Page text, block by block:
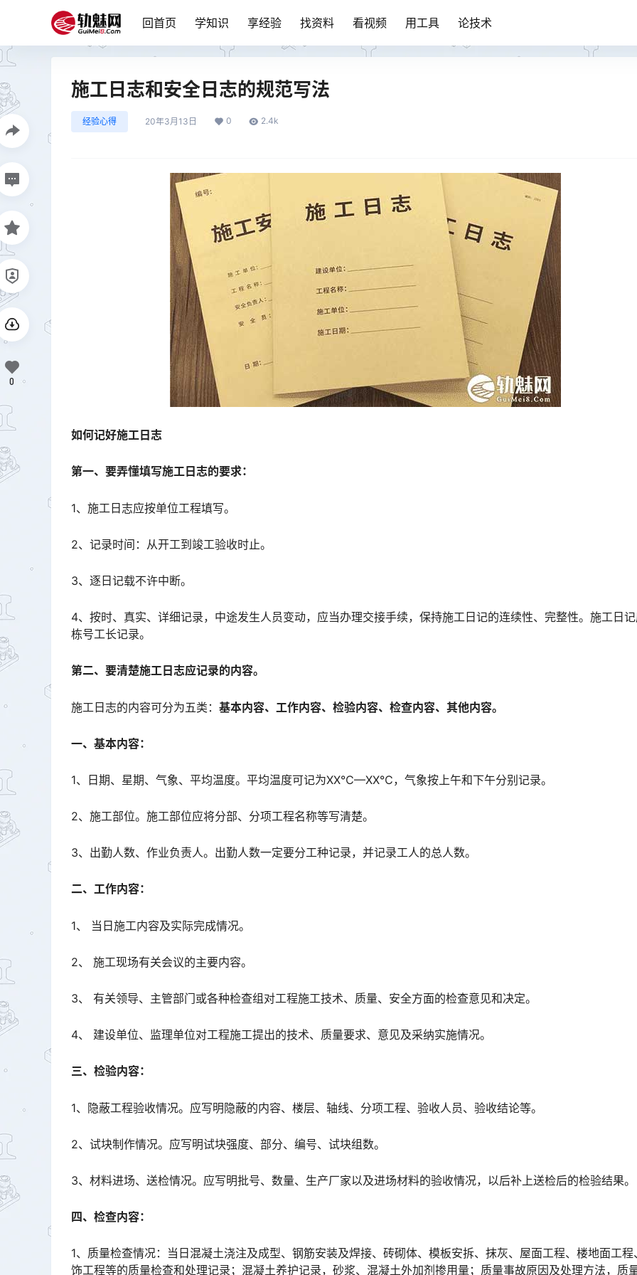
回首页 学知识 享经验 找资料 看视频 用工具 论技术
施工日志和安全日志的规范写法
经验心得 20年3月13日 0 2.4k
如何记好施工日志
第一、要弄懂填写施工日志的要求：
1、施工日志应按单位工程填写。
2、记录时间：从开工到竣工验收时止。
3、逐日记载不许中断。
4、按时、真实、详细记录，中途发生人员变动，应当办理交接手续，保持施工日记的连续性、完整性。施工日
栋号工长记录。
第二、要清楚施工日志应记录的内容。
施工日志的内容可分为五类： 基本内容、工作内容、检验内容、检查内容、其他内容。
一、基本内容：
1、日期、星期、气象、平均温度。平均温度可记为XX℃—XX℃，气象按上午和下午分别记录。
2、施工部位。施工部位应将分部、分项工程名称等写清楚。
3、出勤人数、作业负责人。出勤人数一定要分工种记录，并记录工人的总人数。
二、工作内容：
1、 当日施工内容及实际完成情况。
2、 施工现场有关会议的主要内容。
3、 有关领导、主管部门或各种检查组对工程施工技术、质量、安全方面的检查意见和决定。
4、 建设单位、监理单位对工程施工提出的技术、质量要求、意见及采纳实施情况。
三、检验内容：
1、隐蔽工程验收情况。应写明隐蔽的内容、楼层、轴线、分项工程、验收人员、验收结论等。
2、试块制作情况。应写明试块强度、部分、编号、试块组数。
3、材料进场、送检情况。应写明批号、数量、生产厂家以及进场材料的验收情况，以后补上送检后的检验结果。
四、检查内容：
1、质量检查情况：当日混凝土浇注及成型、钢筋安装及焊接、砖砌体、模板安拆、抹灰、屋面工程、楼地面工程
饰工程等的质量检查和处理记录；混凝土养护记录，砂浆、混凝土外加剂掺用量；质量事故原因及处理方法，质
0